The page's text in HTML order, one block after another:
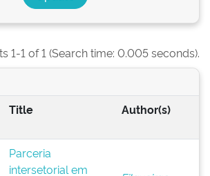
1-1 of 1 (Search time: 0.005 seconds).
Title Author(s)
Parceria
intersetorial em